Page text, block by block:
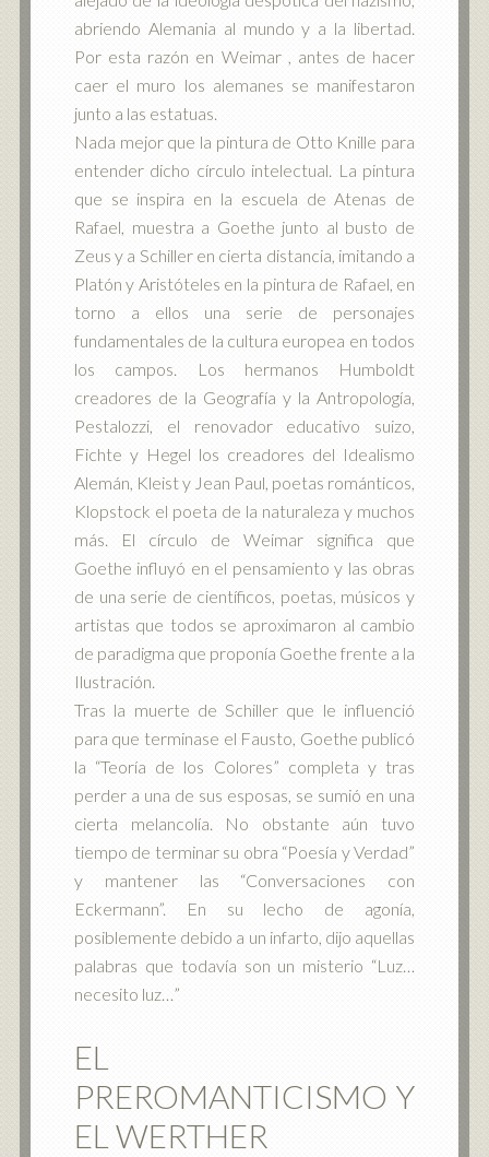
abriendo Alemania al mundo y a la libertad.
Por esta razón en Weimar , antes de hacer
caer el muro los alemanes se manifestaron
junto a las estatuas.
Nada mejor que la pintura de Otto Knille para
entender dicho círculo intelectual. La pintura
que se inspira en la escuela de Atenas de
Rafael, muestra a Goethe junto al busto de
Zeus y a Schiller en cierta distancia, imitando a
Platón y Aristóteles en la pintura de Rafael, en
torno a ellos una serie de personajes
fundamentales de la cultura europea en todos
los campos. Los hermanos Humboldt
creadores de la Geografía y la Antropología,
Pestalozzi, el renovador educativo suizo,
Fichte y Hegel los creadores del Idealismo
Alemán, Kleist y Jean Paul, poetas románticos,
Klopstock el poeta de la naturaleza y muchos
más. El círculo de Weimar significa que
Goethe influyó en el pensamiento y las obras
de una serie de científicos, poetas, músicos y
artistas que todos se aproximaron al cambio
de paradigma que proponía Goethe frente a la
Ilustración.
Tras la muerte de Schiller que le influenció
para que terminase el Fausto, Goethe publicó
la “Teoría de los Colores” completa y tras
perder a una de sus esposas, se sumió en una
cierta melancolía. No obstante aún tuvo
tiempo de terminar su obra “Poesía y Verdad”
y mantener las “Conversaciones con
Eckermann”. En su lecho de agonía,
posiblemente debido a un infarto, dijo aquellas
palabras que todavía son un misterio “Luz…
necesito luz…”
EL
PREROMANTICISMO Y
EL WERTHER